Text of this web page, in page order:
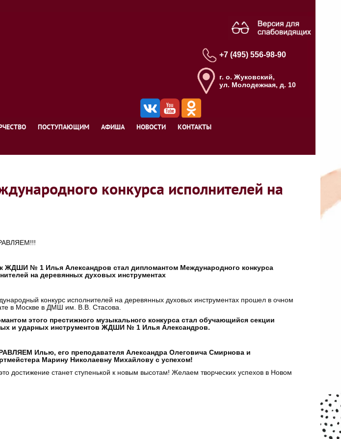
+7 (495) 556-98-90
г. о. Жуковский,
ул. Молодежная, д. 10
ПОСТУПАЮЩИМ АФИША НОВОСТИ КОНТАКТЫ
конкурса исполнителей на
ЖДШИ № 1 Илья Александров стал дипломантом Международного конкурса
на деревянных духовых инструментах
конкурс исполнителей на деревянных духовых инструментах прошел в очном
в Москве в ДМШ им. В.В. Стасова.
этого престижного музыкального конкурса стал обучающийся секции
и ударных инструментов ЖДШИ № 1 Илья Александров.
Илью, его преподавателя Александра Олеговича Смирнова и
Марину Николаевну Михайлову с успехом!
достижение станет ступенькой к новым высотам! Желаем творческих успехов в Новом